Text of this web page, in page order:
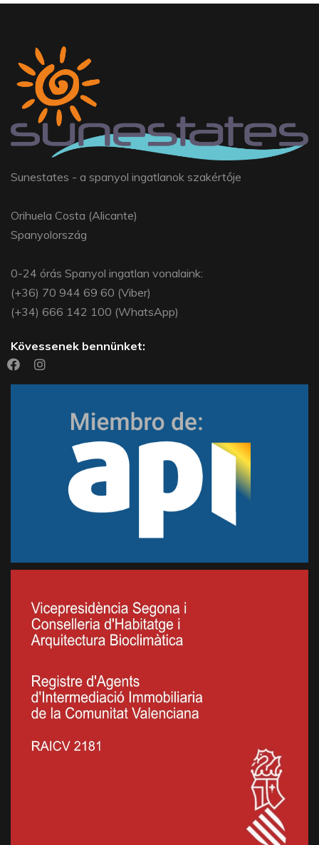
Sunestates - a spanyol ingatlanok szakértője
Orihuela Costa (Alicante)
Spanyolország
0-24 órás Spanyol ingatlan vonalaink:
(+36) 70 944 69 60 (Viber)
(+34) 666 142 100 (WhatsApp)
Kövessenek bennünket: